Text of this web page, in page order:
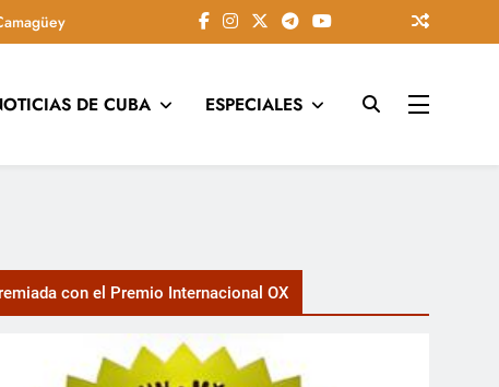
conectando la tradición camagüeyana con la actualidad
DE CUBA ESPECIALES
con el Premio Internacional OX